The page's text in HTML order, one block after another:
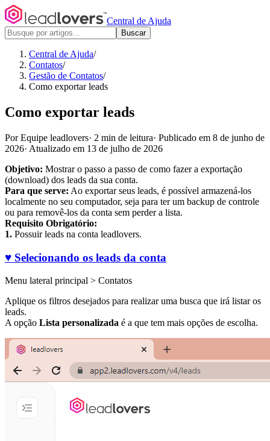
Central de Ajuda
Buscar
Central de Ajuda/
Contatos/
Gestão de Contatos/
Como exportar leads
Como exportar leads
Por Equipe leadlovers· 2 min de leitura· Publicado em 8 de junho de
2026· Atualizado em 13 de julho de 2026
Objetivo: Mostrar o passo a passo de como fazer a exportação
(download) dos leads da sua conta.
Para que serve: Ao exportar seus leads, é possível armazená-los
localmente no seu computador, seja para ter um backup de controle
ou para removê-los da conta sem perder a lista.
Requisito Obrigatório:
1. Possuir leads na conta leadlovers.
♥ Selecionando os leads da conta
Menu lateral principal > Contatos
Aplique os filtros desejados para realizar uma busca que irá listar os
leads.
A opção Lista personalizada é a que tem mais opções de escolha.